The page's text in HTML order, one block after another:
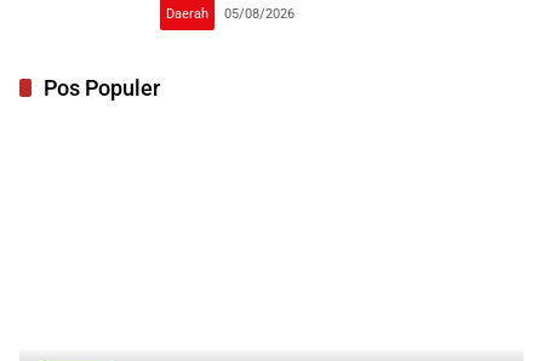
Daerah 05/08/2026
Pos Populer